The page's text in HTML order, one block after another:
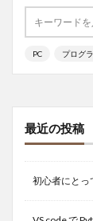
PC プログ
最近の投稿
初心者にとっ